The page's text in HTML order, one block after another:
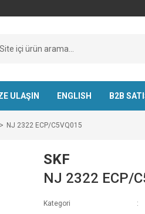
ULAŞIN ENGLISH B2B
NJ 2322 ECP/C5VQ015
SKF
NJ 2322 ECP/
Kategori